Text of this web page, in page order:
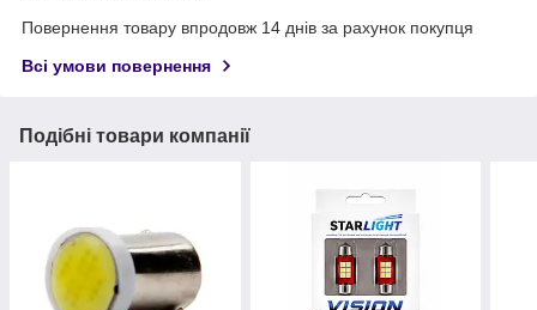
Повернення товару впродовж 14 днів за рахунок покупця
Всі умови повернення
Подібні товари компанії